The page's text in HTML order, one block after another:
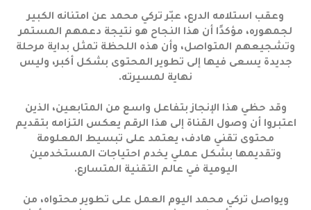
وعقب استلامه الدرع، عبّر تركي محمد عن امتنانه الكبير
لجمهوره، مؤكدًا أن هذا النجاح هو نتيجة دعمهم المستمر
وتشجيعهم المتواصل، وأن هذه اللحظة تمثل بداية مرحلة
جديدة يسعى فيها إلى تطوير المحتوى بشكل أكبر، وليس
نهاية لمسيرته.
وقد حظي هذا الإنجاز بتفاعل واسع من المتابعين، الذين
اعتبروا أن وصول القناة إلى هذا الرقم يعكس التزامه بتقديم
محتوى تقني هادف، يعتمد على تبسيط المعلومة
وتقديمها بشكل عملي يخدم احتياجات المستخدمين
اليومية في عالم التقنية المتسارع.
ويواصل تركي محمد اليوم العمل على تطوير محتواه، من